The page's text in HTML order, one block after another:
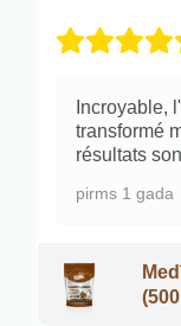
Incroyable,
transformé
résultats
pirms 1 gada